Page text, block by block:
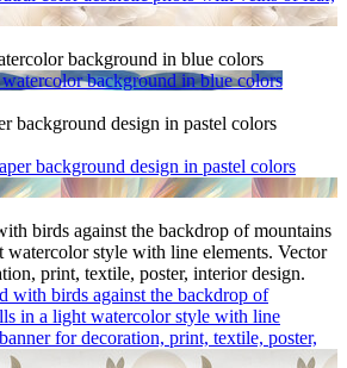
background in blue colors
background design in pastel colors
birds against the backdrop of mountains
watercolor style with line elements. Vector
print, textile, poster, interior design.